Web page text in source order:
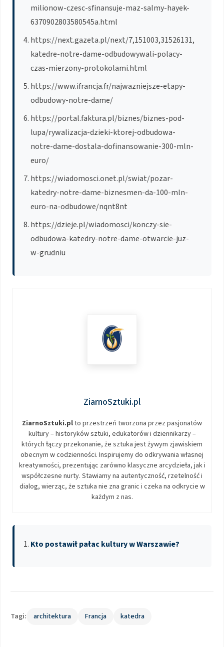
milionow-czesc-sfinansuje-maz-salmy-hayek-
6370902803580545a.html
https://next.gazeta.pl/next/7,151003,31526131,
katedre-notre-dame-odbudowywali-polacy-
czas-mierzony-protokolami.html
https://www.ifrancja.fr/najwazniejsze-etapy-
odbudowy-notre-dame/
https://portal.faktura.pl/biznes/biznes-pod-
lupa/rywalizacja-dzieki-ktorej-odbudowa-
notre-dame-dostala-dofinansowanie-300-mln-
euro/
https://wiadomosci.onet.pl/swiat/pozar-
katedry-notre-dame-biznesmen-da-100-mln-
euro-na-odbudowe/nqnt8nt
https://dzieje.pl/wiadomosci/konczy-sie-
odbudowa-katedry-notre-dame-otwarcie-juz-
w-grudniu
ZiarnoSztuki.pl
ZiarnoSztuki.plto przestrzeń tworzona przez pasjonatów
kultury – historyków sztuki, edukatorów i dziennikarzy –
których łączy przekonanie, że sztuka jest żywym zjawiskiem
obecnym w codzienności. Inspirujemy do odkrywania własnej
kreatywności, prezentując zarówno klasyczne arcydzieła, jak i
współczesne nurty. Stawiamy na autentyczność, rzetelność i
dialog, wierząc, że sztuka nie zna granic i czeka na odkrycie w
każdym z nas.
Kto postawił pałac kultury w Warszawie?
Tagi: architektura Francja katedra